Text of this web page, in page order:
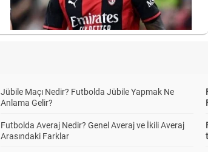
Jübile Maçı Nedir? Futbolda Jübile Yapmak Ne
Anlama Gelir?
Futbolda Averaj Nedir? Genel Averaj ve İkili Averaj
Arasındaki Farklar